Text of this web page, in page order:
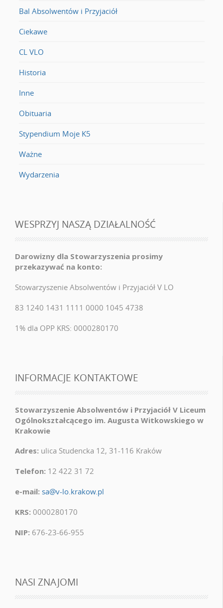
Bal Absolwentów i Przyjaciół
Ciekawe
CL VLO
Historia
Inne
Obituaria
Stypendium Moje K5
Ważne
Wydarzenia
WESPRZYJ NASZĄ DZIAŁALNOŚĆ
Darowizny dla Stowarzyszenia prosimy
przekazywać na konto:
Stowarzyszenie Absolwentów i Przyjaciół V LO
83 1240 1431 1111 0000 1045 4738
1% dla OPP KRS: 0000280170
INFORMACJE KONTAKTOWE
Stowarzyszenie Absolwentów i Przyjaciół V Liceum
Ogólnokształcącego im. Augusta Witkowskiego w
Krakowie
Adres: ulica Studencka 12, 31-116 Kraków
Telefon: 12 422 31 72
e-mail: sa@v-lo.krakow.pl
KRS: 0000280170
NIP: 676-23-66-955
NASI ZNAJOMI